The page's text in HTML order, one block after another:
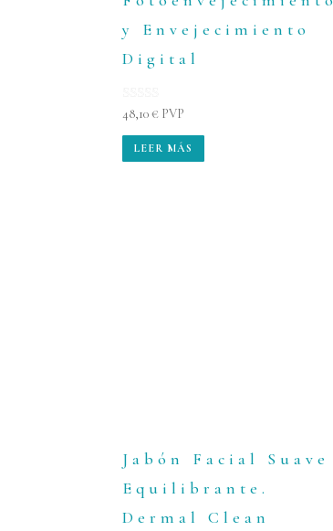
y Envejecimiento
Digital
Valorado con
de 5
48,10€ PVP
LEER MÁS
Jabón Facial Suave
Equilibrante.
Dermal Clean